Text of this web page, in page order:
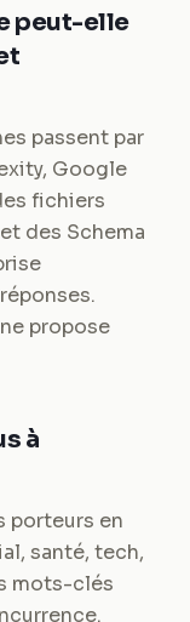
peut-elle
passent par
Google
fichiers
des Schema
propose
à
porteurs en
santé, tech,
mots-clés